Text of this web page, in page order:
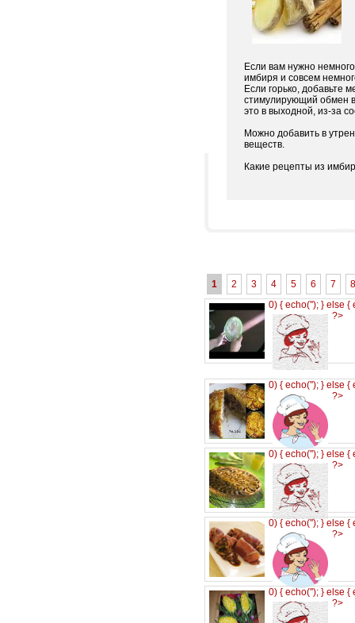
Если вам нужно
имбиря и совсем
Если горько, добавьте
стимулирующий обмен
это в выходной, из-за
Можно добавить в
веществ.
Какие рецепты из
1 2 3 4 5 6 7
8
0) { echo(''); } else {
?>
0) { echo(''); } else {
?>
0) { echo(''); } else {
?>
0) { echo(''); } else {
?>
0) { echo(''); } else {
?>